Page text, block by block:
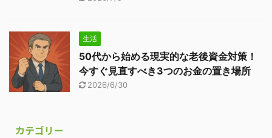
生活
50代から始める現実的な老後資金対策！
今すぐ見直すべき3つのお金の置き場所
2026/6/30
カテゴリー